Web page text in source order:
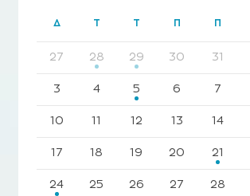
Δ Τ Τ Π Π
27 28 29 30 31
3 4 5 6 7
10 11 12 13 14
17 18 19 20 21
24 25 26 27 28